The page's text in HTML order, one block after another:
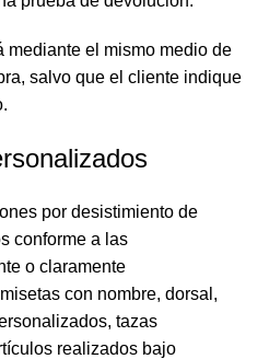
mediante el mismo medio de
salvo que el cliente indique
por desistimiento de
conforme a las
o claramente
con nombre, dorsal,
tazas
realizados bajo